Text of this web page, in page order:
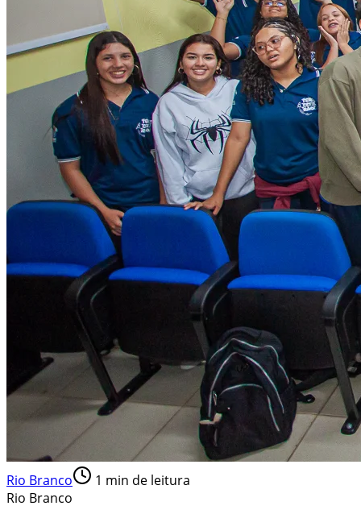
Rio Branco 1 min de leitura
Rio Branco